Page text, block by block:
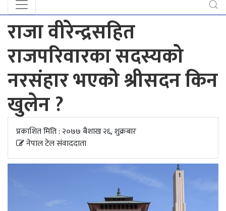
प्रदेश
खबर
अन्तर्राष्ट्रिय
युके
अपडेट
खेलकुद
स्वास्थ्य/
जिबनशैली
राजा वीरेन्द्रसहित
राजपरिवारका सदस्यको
नरसंहार भएको श्रीसदन किन
खुलेन ?
प्रकाशित मिति : २०७७ बैशाख २६, शुक्रबार
नेपाल टेल संवाददाता